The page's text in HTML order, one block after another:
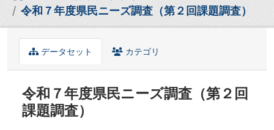
令和７年度県民ニーズ調査（第２回課題調査）
データセット カテゴリ
令和７年度県民ニーズ調査（第２回
課題調査）